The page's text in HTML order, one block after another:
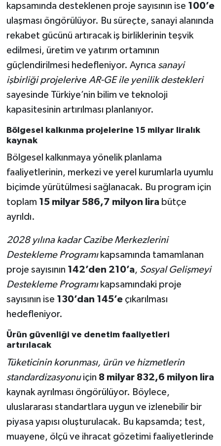
kapsamında desteklenen proje sayısının ise 100’e
ulaşması öngörülüyor. Bu süreçte, sanayi alanında
rekabet gücünü artıracak iş birliklerinin teşvik
edilmesi, üretim ve yatırım ortamının
güçlendirilmesi hedefleniyor. Ayrıca sanayi
işbirliği projelerive AR-GE ile yenilik destekleri
sayesinde Türkiye’nin bilim ve teknoloji
kapasitesinin artırılması planlanıyor.
Bölgesel kalkınma projelerine 15 milyar liralık
kaynak
Bölgesel kalkınmaya yönelik planlama
faaliyetlerinin, merkezi ve yerel kurumlarla uyumlu
biçimde yürütülmesi sağlanacak. Bu program için
toplam 15 milyar 586,7 milyon lirabütçe
ayrıldı.
2028 yılına kadar Cazibe Merkezlerini
Destekleme Programıkapsamında tamamlanan
proje sayısının 142’den 210’a, Sosyal Gelişmeyi
Destekleme Programıkapsamındaki proje
sayısının ise 130’dan 145’eçıkarılması
hedefleniyor.
Ürün güvenliği ve denetim faaliyetleri
artırılacak
Tüketicinin korunması, ürün ve hizmetlerin
standardizasyonuiçin 8 milyar 832,6 milyon lira
kaynak ayrılması öngörülüyor. Böylece,
uluslararası standartlara uygun ve izlenebilir bir
piyasa yapısı oluşturulacak. Bu kapsamda; test,
muayene, ölçü ve ihracat gözetimi faaliyetlerinde